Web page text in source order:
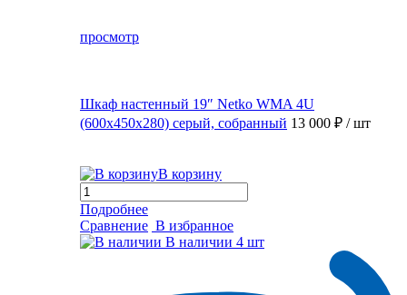
просмотр
Шкаф настенный 19″ Netko WMA 4U
(600x450x280) серый, собранный 13 000 ₽ / шт
В корзину
Подробнее
Сравнение В избранное
В наличии 4 шт